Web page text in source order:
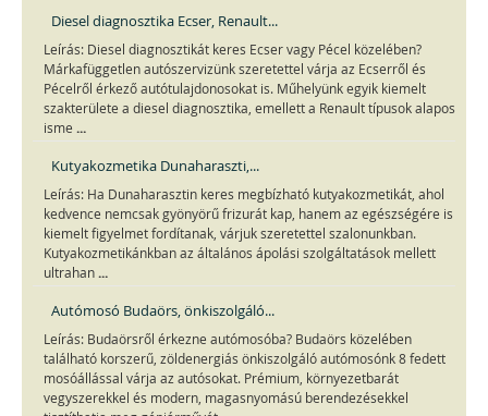
Diesel diagnosztika Ecser, Renault...
Leírás: Diesel diagnosztikát keres Ecser vagy Pécel közelében?
Márkafüggetlen autószervizünk szeretettel várja az Ecserről és
Pécelről érkező autótulajdonosokat is. Műhelyünk egyik kiemelt
szakterülete a diesel diagnosztika, emellett a Renault típusok alapos
isme ...
Kutyakozmetika Dunaharaszti,...
Leírás: Ha Dunaharasztin keres megbízható kutyakozmetikát, ahol
kedvence nemcsak gyönyörű frizurát kap, hanem az egészségére is
kiemelt figyelmet fordítanak, várjuk szeretettel szalonunkban.
Kutyakozmetikánkban az általános ápolási szolgáltatások mellett
ultrahan ...
Autómosó Budaörs, önkiszolgáló...
Leírás: Budaörsről érkezne autómosóba? Budaörs közelében
található korszerű, zöldenergiás önkiszolgáló autómosónk 8 fedett
mosóállással várja az autósokat. Prémium, környezetbarát
vegyszerekkel és modern, magasnyomású berendezésekkel